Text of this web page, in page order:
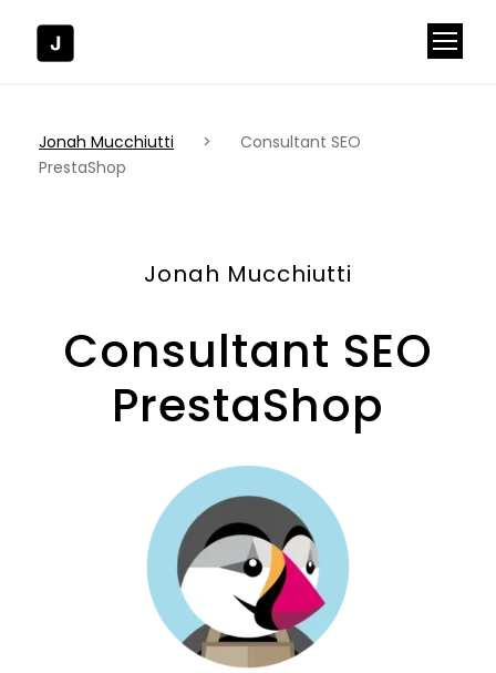
Jonah Mucchiutti >
Consultant SEO
PrestaShop
Jonah Mucchiutti
Consultant SEO
PrestaShop